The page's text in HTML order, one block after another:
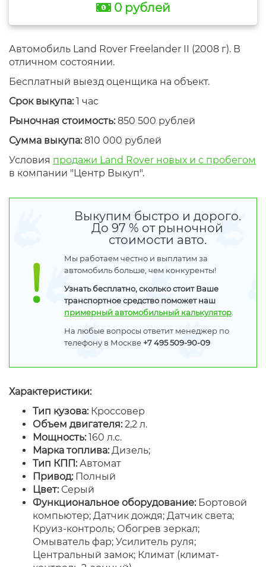
0 рублей
Автомобиль Land Rover Freelander II (2008 г). В
отличном состоянии.
Бесплатный выезд оценщика на объект.
Срок выкупа:1 час
Рыночная стоимость:850 500 рублей
Сумма выкупа:810 000 рублей
Условия продажи Land Rover новых и с пробегом
в компании "Центр Выкуп".
Выкупим быстро и дорого.
До 97 % от рыночной
стоимости авто.
Мы работаем честно и выплатим за
автомобиль больше, чем конкуренты!
Узнать бесплатно, сколько стоит Ваше
транспортное средство поможет наш
примерный автомобильный калькулятор
На любые вопросы ответит менеджер по
телефону в Москве +7 495 509-90-09
Характеристики:
Тип кузова:Кроссовер
Объем двигателя:2,2 л.
Мощность:160 л.с.
Марка топлива:Дизель;
Тип КПП:Автомат
Привод:Полный
Цвет:Серый
Функциональное оборудование:Бортовой
компьютер; Датчик дождя; Датчик света;
Круиз-контроль; Обогрев зеркал;
Омыватель фар; Усилитель руля;
Центральный замок; Климат (климат-